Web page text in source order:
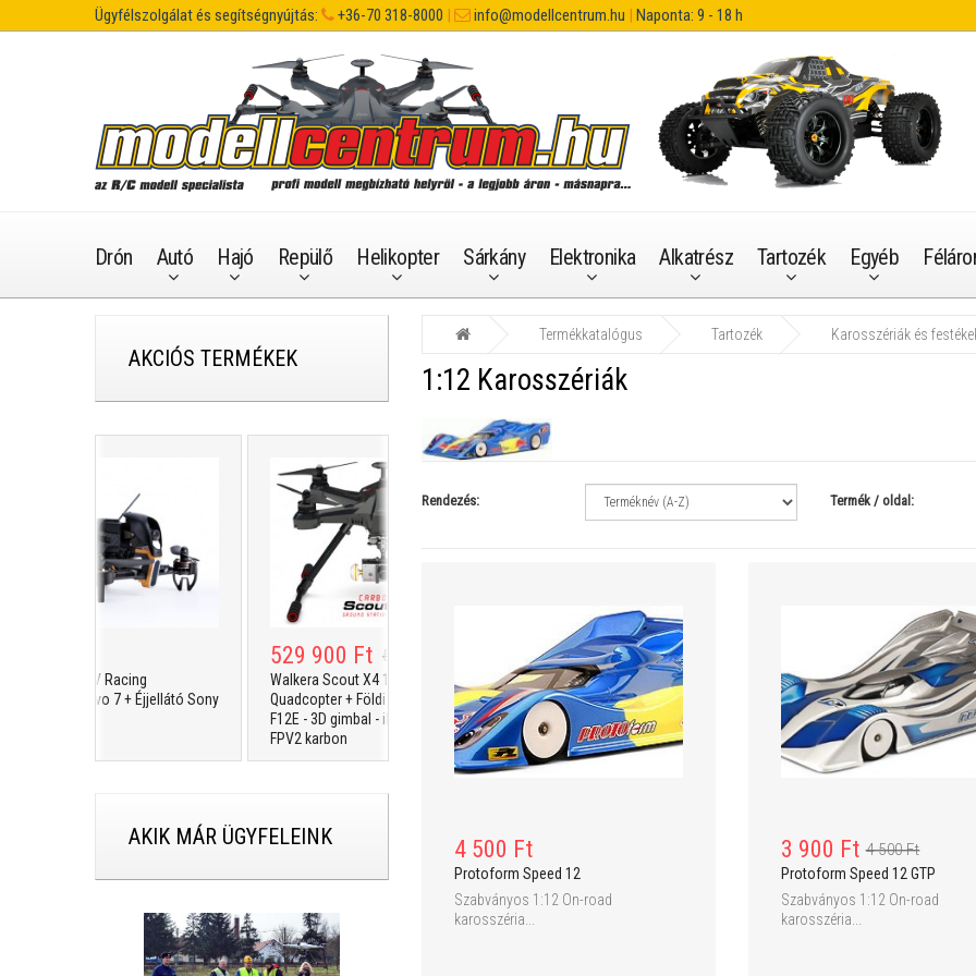
Ügyfélszolgálat és segítségnyújtás: +36-70 318-8000 | info@modellcentrum.hu | Naponta: 9 - 18 h
Drón Autó Hajó Repülő Helikopter Sárkány Elektronika Alkatrész Tartozék Egyéb
Termékkatalógus Tartozék Karosszériák és
1:12 Karosszériák
Rendezés: Termék / oldal:
4 500 Ft
Protoform Speed 12
Szabványos 1:12 On-road
karosszéria...
3 900 Ft 4 500 Ft
Protoform Speed 12 GTP
Szabványos 1:12 On-road
karosszéria...
AKCIÓS TERMÉKEK
F210 FPV Racing
+ Devo 7 + Éjjellátó Sony
529 900 Ft 579 900 Ft
Walkera Scout X4 12ch GPS
Quadcopter + Földi állomás - Devo
F12E - 3D gimbal - iLook+ kamera -
FPV2 karbon
589 900 Ft 619 900 Ft
Walkera TALI H500 GPS Hexacopter -
RTF1 - DEVO F12E + G-3D + iLook+
Full HD kamera
59 900 Ft
HBX BONZER V2 1:10 4WD
Truck - RTR
AKIK MÁR ÜGYFELEINK